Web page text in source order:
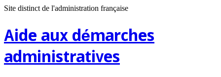
Site distinct de l'administration française
Aide aux démarches
administratives